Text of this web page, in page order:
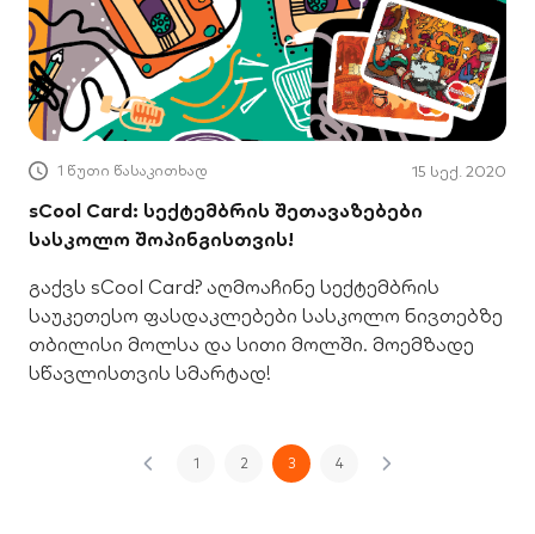
1 წუთი წასაკითხად 15 სექ. 2020
sCool Card: სექტემბრის შეთავაზებები
სასკოლო შოპინგისთვის!
გაქვს sCool Card? აღმოაჩინე სექტემბრის
საუკეთესო ფასდაკლებები სასკოლო ნივთებზე
თბილისი მოლსა და სითი მოლში. მოემზადე
სწავლისთვის სმარტად!
1 2 3 4